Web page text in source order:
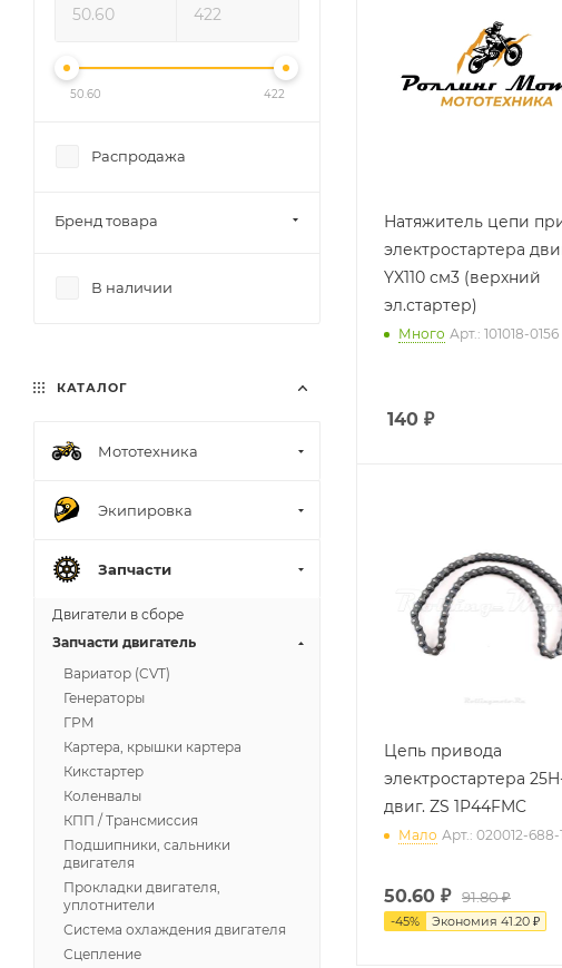
Натяжитель цепи
электростартера
YX110 см3 (верхний
эл.стартер)
Много Арт.: 101018-0156
140 ₽
Цепь привода
электростартера
двиг. ZS 1P44FMC
Мало Арт.: 020012-688-
50.60 ₽ 91.80 ₽
-45% Экономия 41.20 ₽
50.60 422
Распродажа
Бренд товара
В наличии
КАТАЛОГ
Мототехника
Экипировка
Запчасти
Двигатели в сборе
Запчасти двигатель
Вариатор (CVT)
Генераторы
ГРМ
Картера, крышки картера
Кикстартер
Коленвалы
КПП / Трансмиссия
Подшипники, сальники
двигателя
Прокладки двигателя,
уплотнители
Система охлаждения двигателя
Сцепление